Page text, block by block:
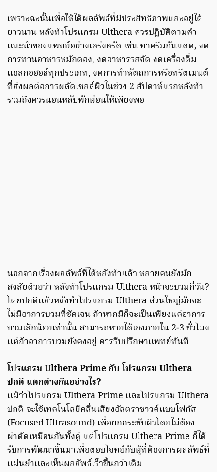
เพราะฉะนั้นเพื่อให้ได้ผลลัพธ์ที่มีประสิทธิภาพและอยู่ได้
ยาวนาน หลังทำโปรแกรม Ulthera ควรปฏิบัติตามคำ
แนะนำของแพทย์อย่างเคร่งครัด เช่น ทาครีมกันแดด, งด
การทานอาหารหมักดอง, งดอาหารรสจัด งดเครื่องดื่ม
แอลกอฮอล์ทุกประเภท, งดการทำหัตถการหรือทรีตเมนต์
ที่ส่งผลต่อการผลัดเซลล์ผิวในช่วง 2 สัปดาห์แรกหลังทำ
รวมถึงควรนอนหลับพักผ่อนให้เพียงพอ
นอกจากเรื่องผลลัพธ์ที่ได้หลังทำแล้ว หลายคนยังมัก
สงสัยด้วยว่า หลังทําโปรแกรม Ulthera หน้าจะบวมกี่วัน?
โดยปกติแล้วหลังทำโปรแกรม Ulthera ส่วนใหญ่มักจะ
ไม่มีอาการบวมที่ชัดเจน ถ้าหากมีก็จะเป็นเพียงแค่อาการ
บวมเล็กน้อยเท่านั้น สามารถหายได้เองภายใน 2-3 ชั่วโมง
แต่ถ้าอาการบวมยังคงอยู่ ควรรีบปรึกษาแพทย์ทันที
โปรแกรม Ulthera Prime กับ โปรแกรม Ulthera
ปกติ แตกต่างกันอย่างไร?
แม้ว่าโปรแกรม Ulthera Prime และโปรแกรม Ulthera
ปกติ จะใช้เทคโนโลยีคลื่นเสียงอัลตราซาวด์แบบโฟกัส
(Focused Ultrasound) เพื่อยกกระชับผิวโดยไม่ต้อง
ผ่าตัดเหมือนกันทั้งคู่ แต่โปรแกรม Ulthera Prime ก็ได้
รับการพัฒนาขึ้นมาเพื่อตอบโจทย์กับผู้ที่ต้องการผลลัพธ์ที่
แม่นยำและเห็นผลลัพธ์เร็วขึ้นกว่าเดิม